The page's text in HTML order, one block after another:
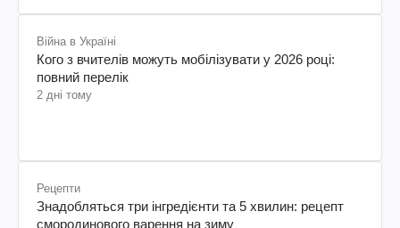
Війна в Україні
Кого з вчителів можуть мобілізувати у 2026 році:
повний перелік
2 дні тому
Рецепти
Знадобляться три інгредієнти та 5 хвилин: рецепт
смородинового варення на зиму